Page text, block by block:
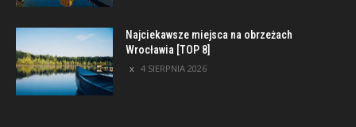
Najciekawsze miejsca na obrzeżach
Wrocławia [TOP 8]
4 SIERPNIA 2026